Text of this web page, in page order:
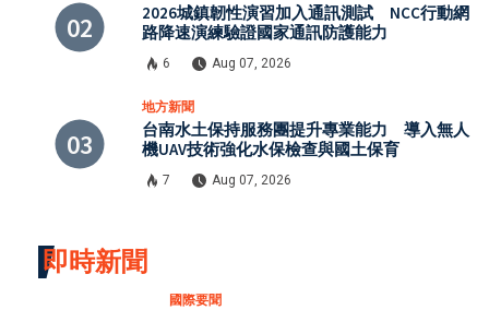
2026城鎮韌性演習加入通訊測試 NCC行動網
路降速演練驗證國家通訊防護能力
6 Aug 07, 2026
地方新聞
台南水土保持服務團提升專業能力 導入無人
機UAV技術強化水保檢查與國土保育
7 Aug 07, 2026
即時新聞
國際要聞